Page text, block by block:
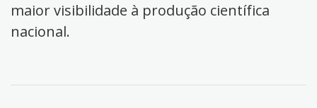
maior visibilidade à produção científica
nacional.